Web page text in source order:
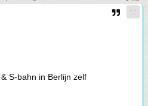
S-bahn in Berlijn zelf